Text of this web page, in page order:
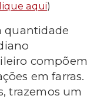
aqui)
quantidade
compõem
em farras.
trazemos um